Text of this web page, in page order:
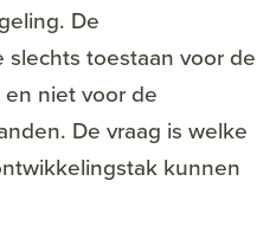
De
slechts toestaan voor de
niet voor de
De vraag is welke
kunnen